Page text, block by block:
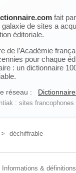
fait
de sites a
éditoriale.
de l’Académie
pour chaque
: un dictionnaire
réseau :
: sites
> déchiffrable
Informations & définitions